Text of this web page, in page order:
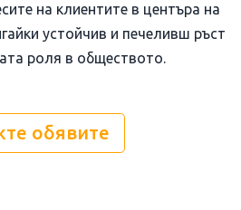
на клиентите в центъра на
устойчив и печеливш ръст
роля в обществото.
обявите